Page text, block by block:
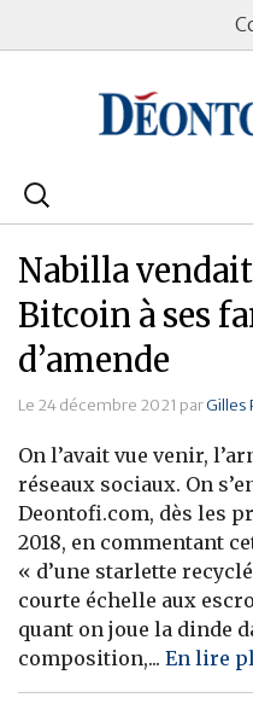
Rechercher
Bourse
Placements
Assurance Vie
Patrimoine
Immobilier
Banque
Nabilla
Bitcoin à ses
d’amende
Le 24 décembre 2021 parGilles
On l’avait vue venir,
réseaux sociaux. On
Deontofi.com, dès les
2018, en commentant
« d’une starlette
courte échelle aux
quant on joue la dinde
composition,... En lire